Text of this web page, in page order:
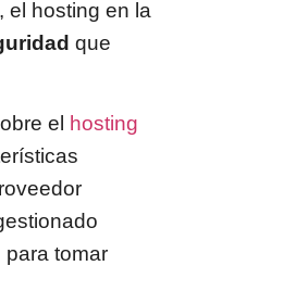
el hosting en la
que
el
hosting
para tomar